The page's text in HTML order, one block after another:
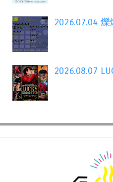
2026.07.04 爍
2026.08.07